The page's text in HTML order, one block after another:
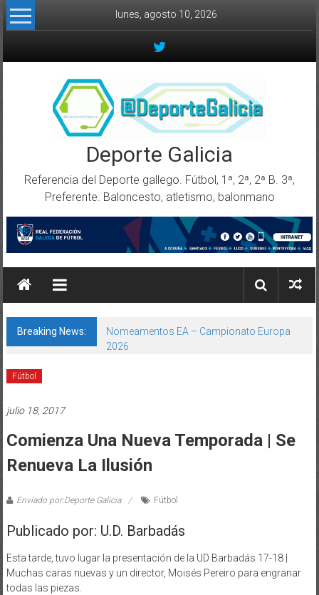
Skip to content
lunes, agosto 10, 2026
Deporte Galicia
Referencia del Deporte gallego. Fútbol, 1ª, 2ª, 2ª B. 3ª,
Preferente. Baloncesto, atletismo, balonmano
Breaking News:
Nomeamentos EA – Campionato Europa
2026
Fútbol
julio 18, 2017
Comienza Una Nueva Temporada | Se
Renueva La Ilusión
Enviado por:Deporte Galicia Fútbol
Publicado por: U.D. Barbadás
Esta tarde, tuvo lugar la presentación de la UD Barbadás 17-18 |
Muchas caras nuevas y un director, Moisés Pereiro para engranar
todas las piezas.